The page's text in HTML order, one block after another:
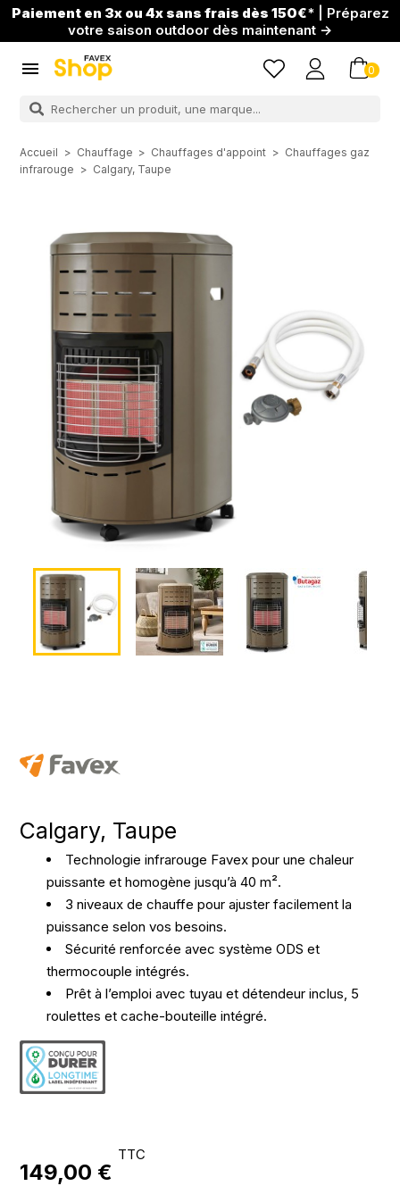
Paiement en 3x ou 4x sans frais dès 150€* | Préparez
votre saison outdoor dès maintenant →
 0
Accueil Chauffage Chauffages d'appoint
Chauffages gaz
infrarouge
Calgary, Taupe
Calgary, Taupe
Technologie infrarouge Favex pour une chaleur
puissante et homogène jusqu’à 40 m².
3 niveaux de chauffe pour ajuster facilement la
puissance selon vos besoins.
Sécurité renforcée avec système ODS et
thermocouple intégrés.
Prêt à l’emploi avec tuyau et détendeur inclus, 5
roulettes et cache-bouteille intégré.
149,00 €
TTC